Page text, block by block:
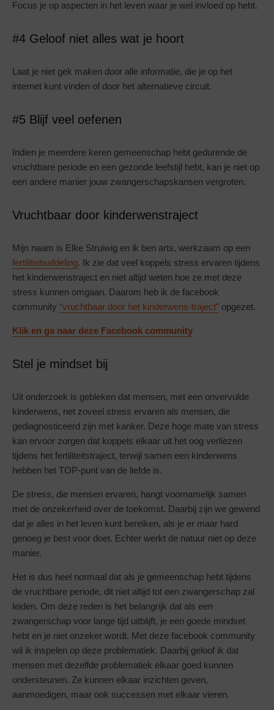
Focus je op aspecten in het leven waar je wel invloed op hebt.
#4 Geloof niet alles wat je hoort
Laat je niet gek maken door alle informatie, die je op het
internet kunt vinden of door het alternatieve circuit.
#5 Blijf veel oefenen
Indien je meerdere keren gemeenschap hebt gedurende de
vruchtbare periode en een gezonde leefstijl hebt, kan je niet op
een andere manier jouw zwangerschapskansen vergroten.
Vruchtbaar door kinderwenstraject
Mijn naam is Elke Struiwig en ik ben arts, werkzaam op een
fertiliteitsafdeling. Ik zie dat veel koppels stress ervaren tijdens
het kinderwenstraject en niet altijd weten hoe ze met deze
stress kunnen omgaan. Daarom heb ik de facebook
community “vruchtbaar door het kinderwens-traject” opgezet.
Klik en ga naar deze Facebook community
Stel je mindset bij
Uit onderzoek is gebleken dat mensen, met een onvervulde
kinderwens, net zoveel stress ervaren als mensen, die
gediagnosticeerd zijn met kanker. Deze hoge mate van stress
kan ervoor zorgen dat koppels elkaar uit het oog verliezen
tijdens het fertiliteitstraject, terwijl samen een kinderwens
hebben het TOP-punt van de liefde is.
De stress, die mensen ervaren, hangt voornamelijk samen
met de onzekerheid over de toekomst. Daarbij zijn we gewend
dat je alles in het leven kunt bereiken, als je er maar hard
genoeg je best voor doet. Echter werkt de natuur niet op deze
manier.
Het is dus heel normaal dat als je gemeenschap hebt tijdens
de vruchtbare periode, dit niet altijd tot een zwangerschap zal
leiden. Om deze reden is het belangrijk dat als een
zwangerschap voor lange tijd uitblijft, je een goede mindset
hebt en je niet onzeker wordt. Met deze facebook community
wil ik inspelen op deze problematiek. Daarbij geloof ik dat
mensen met dezelfde problematiek elkaar goed kunnen
ondersteunen. Ze kunnen elkaar inzichten geven,
aanmoedigen, maar ook successen met elkaar vieren.